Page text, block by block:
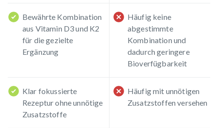
Bewährte Kombination
aus Vitamin D3 und K2
für die gezielte
Ergänzung
Häufig keine
abgestimmte
Kombination und
dadurch geringere
Bioverfügbarkeit
Klar fokussierte
Rezeptur ohne unnötige
Zusatzstoffe
Häufig mit unnötigen
Zusatzstoffen versehen